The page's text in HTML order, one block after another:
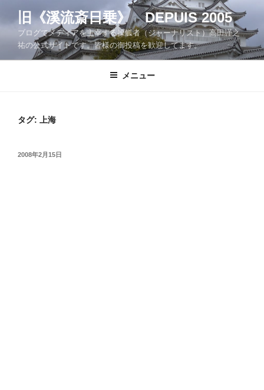
ツ
旧《溪流斎日乗》 DEPUIS 2005
ブログでメディアを主宰する操觚者（ジャーナリスト）高田謹之
祐の公式サイトです。皆様の御投稿を歓迎してます。
メニュー
タグ: 上海
投
2008年2月15日